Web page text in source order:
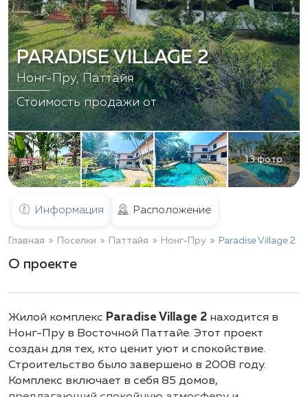
13 фото
PARADISE VILLAGE 2
Нонг-Пру, Паттайя
Стоимость продажи от
Информация Расположение
Главная Поселки Паттайя Нонг-Пру Paradise Village 2
О проекте
Жилой комплекс Paradise Village 2 находится в
Нонг-Пру в Восточной Паттайе. Этот проект
создан для тех, кто ценит уют и спокойствие.
Строительство было завершено в 2008 году.
Комплекс включает в себя 85 домов,